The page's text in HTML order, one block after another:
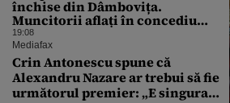
închise din Dâmbovița.
Muncitorii aflați în concediu
forțat din cauza lipsei comenzilor
au fost chemați de acasă pentru a
da mâna cu Ministrul Economiei
19:08
Mediafax
Crin Antonescu spune că
Alexandru Nazare ar trebui să fie
următorul premier: „E singura